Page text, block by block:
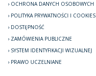
OCHRONA DANYCH OSOBOWYCH
POLITYKA PRYWATNOŚCI I COOKIES
DOSTĘPNOŚĆ
ZAMÓWIENIA PUBLICZNE
SYSTEM IDENTYFIKACJI WIZUALNEJ
PRAWO UCZELNIANE